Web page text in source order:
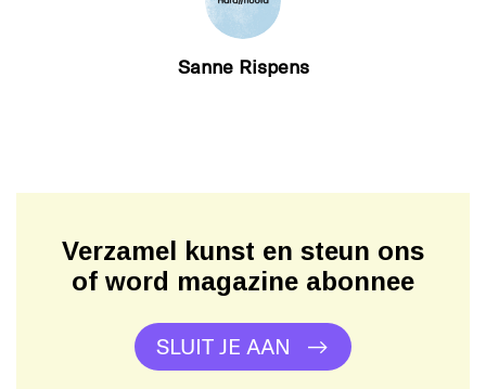
Sanne Rispens
Verzamel kunst en steun ons
of word magazine abonnee
SLUIT JE AAN